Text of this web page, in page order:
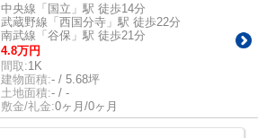
中央線「国立」駅 徒歩14分
武蔵野線「西国分寺」駅 徒歩22分
南武線「谷保」駅 徒歩21分
4.8万円
間取:1K
建物面積:- / 5.68坪
土地面積:- / -
敷金/礼金:0ヶ月/0ヶ月